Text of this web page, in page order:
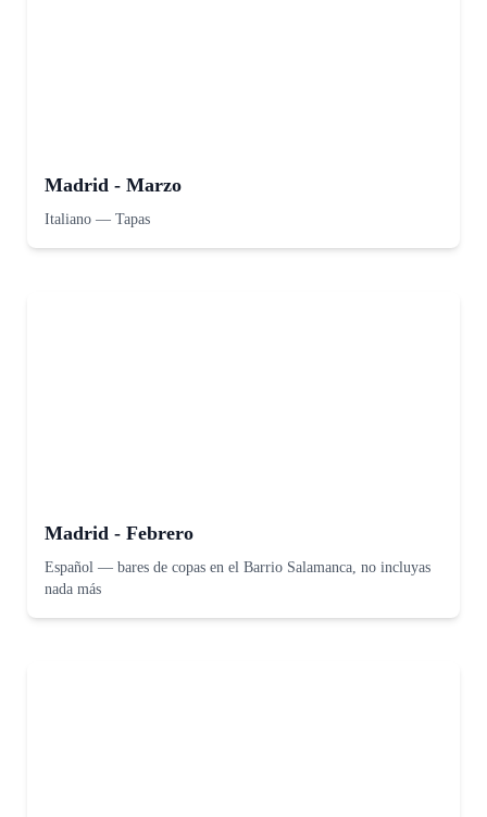
Madrid - Marzo
Italiano — Tapas
Madrid - Febrero
Español — bares de copas en el Barrio Salamanca, no incluyas
nada más